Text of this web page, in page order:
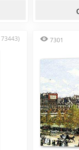
7301